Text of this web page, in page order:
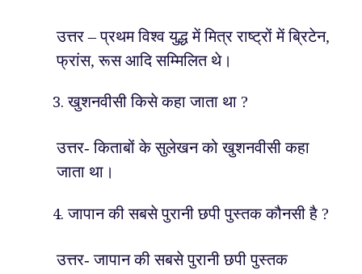
उत्तर – प्रथम विश्व युद्ध में मित्र राष्ट्रों में ब्रिटेन,
फ्रांस, रूस आदि सम्मिलित थे।
खुशनवीसी किसे कहा जाता था ?
उत्तर- किताबों के सुलेखन को खुशनवीसी कहा
जाता था।
जापान की सबसे पुरानी छपी पुस्तक कौनसी है ?
उत्तर- जापान की सबसे पुरानी छपी पुस्तक